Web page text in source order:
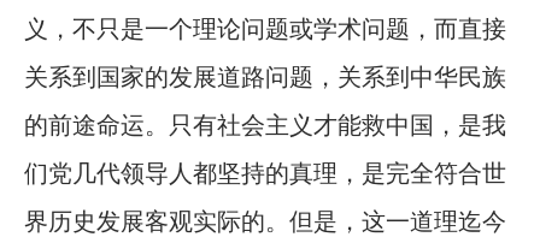
义，不只是一个理论问题或学术问题，而直接
关系到国家的发展道路问题，关系到中华民族
的前途命运。只有社会主义才能救中国，是我
们党几代领导人都坚持的真理，是完全符合世
界历史发展客观实际的。但是，这一道理迄今